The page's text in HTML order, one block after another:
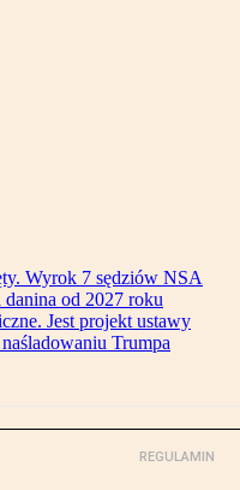
Wyrok 7 sędziów NSA
od 2027 roku
Jest projekt ustawy
Trumpa
REGULAMIN